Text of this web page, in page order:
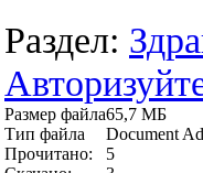
Раздел:
Размер файла65,7 МБ
Тип файла
Document
Прочитано:
5